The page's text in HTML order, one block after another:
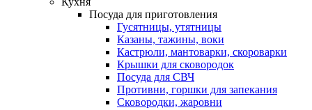
Посуда для приготовления
Гусятницы, утятницы
Казаны, тажины, воки
Кастрюли, мантоварки, скороварки
Крышки для сковородок
Посуда для СВЧ
Противни, горшки для запекания
Сковородки, жаровни